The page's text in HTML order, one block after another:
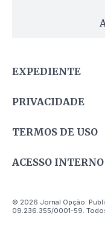
EXPEDIENTE
PRIVACIDADE
TERMOS DE USO
ACESSO INTERNO
© 2026 Jornal Opção.
09.236.355/0001-59.